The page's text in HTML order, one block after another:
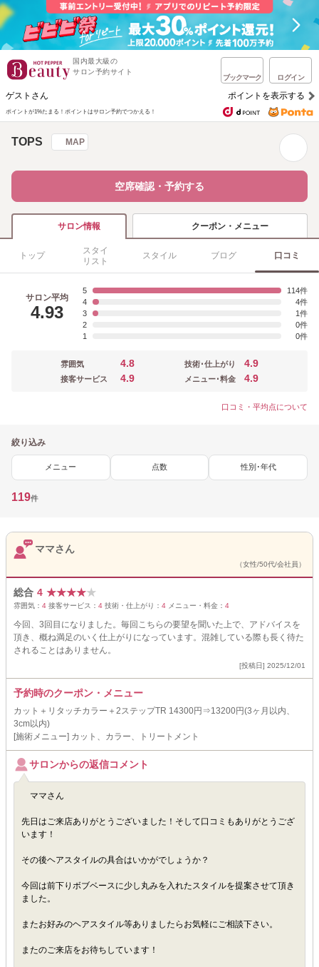
国内最大級の
サロン予約サイト
ブックマーク ログイン
ゲストさん ポイントを表示する
ポイントが1%たまる！ ポイントはサロン予約でつかえる！
TOPS MAP
空席確認・予約する
サロン情報 クーポン・メニュー
トップ
スタイ
リスト
スタイル ブログ 口コミ
サロン平均
4.93
5
114
4
4
3
1
2
0
1
0
雰囲気 4.8
接客サービス 4.9
技術･仕上がり 4.9
メニュー･料金 4.9
口コミ・平均点について
絞り込み
メニュー 点数 性別･年代
119件
ママさん
（女性/50代/会社員）
総合 4 ★★★★★
雰囲気： 4 接客サービス： 4 技術・仕上がり： 4 メニュー・料金： 4
今回、3回目になりました。毎回こちらの要望を聞いた上で、アドバイスを
頂き、概ね満足のいく仕上がりになっています。混雑している際も長く待た
されることはありません。
[投稿日] 2025/12/01
予約時のクーポン・メニュー
カット＋リタッチカラー＋2ステップTR 14300円⇒13200円(3ヶ月以内、
3cm以内)
[施術メニュー] カット、カラー、トリートメント
サロンからの返信コメント
ママさん
先日はご来店ありがとうございました！そして口コミもありがとうござ
います！
その後ヘアスタイルの具合はいかがでしょうか？
今回は前下りボブベースに少し丸みを入れたスタイルを提案させて頂き
ました。
またお好みのヘアスタイル等ありましたらお気軽にご相談下さい。
またのご来店をお待ちしています！